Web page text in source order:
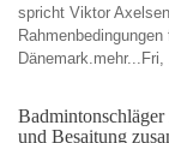
spricht Viktor
und Besaitung